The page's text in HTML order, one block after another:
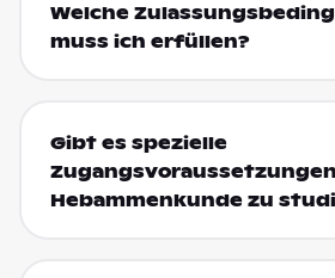
Welche
muss ich erfüllen?
Gibt es spezielle
Hebammenkunde zu